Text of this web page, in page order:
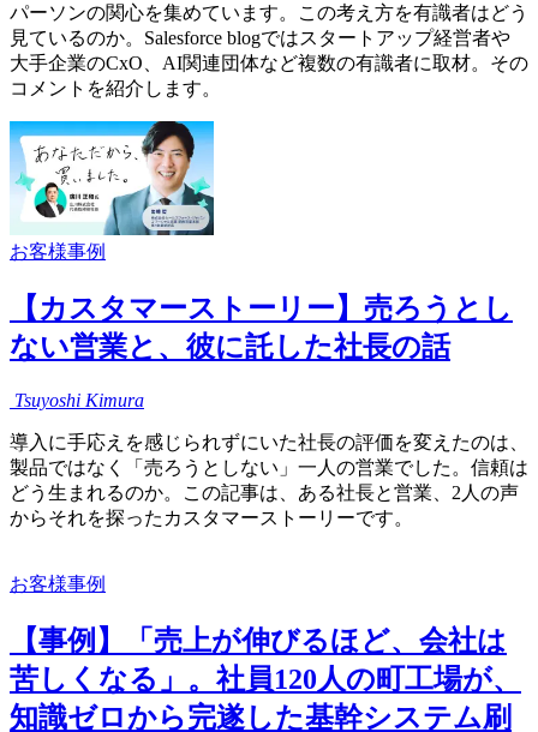
パーソンの関心を集めています。この考え方を有識者はどう
見ているのか。Salesforce blogではスタートアップ経営者や
大手企業のCxO、AI関連団体など複数の有識者に取材。その
コメントを紹介します。
お客様事例
【カスタマーストーリー】売ろうとし
ない営業と、彼に託した社長の話
Tsuyoshi Kimura
導入に手応えを感じられずにいた社長の評価を変えたのは、
製品ではなく「売ろうとしない」一人の営業でした。信頼は
どう生まれるのか。この記事は、ある社長と営業、2人の声
からそれを探ったカスタマーストーリーです。
お客様事例
【事例】「売上が伸びるほど、会社は
苦しくなる」。社員120人の町工場が、
知識ゼロから完遂した基幹システム刷